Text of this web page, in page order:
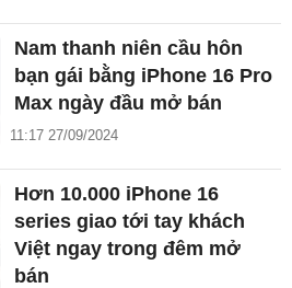
Nam thanh niên cầu hôn
bạn gái bằng iPhone 16 Pro
Max ngày đầu mở bán
11:17 27/09/2024
Hơn 10.000 iPhone 16
series giao tới tay khách
Việt ngay trong đêm mở
bán